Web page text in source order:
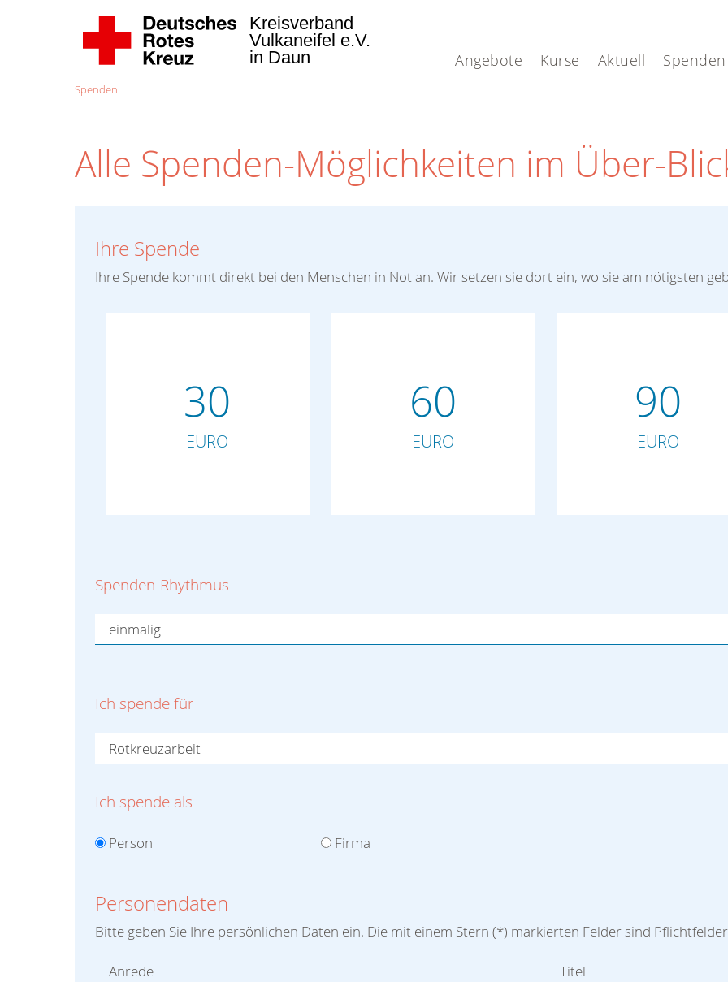
Angebote Kurse Aktuell Spenden
Kreisverband
Vulkaneifel e.V.
in Daun
Spenden
Alle Spenden-Möglichkeiten im Über-
Ihre Spende
Ihre Spende kommt direkt bei den Menschen in Not an. Wir setzen sie dort ein, wo sie am nötigsten
30
EURO
60
EURO
90
EURO
Spenden-Rhythmus
Ich spende für
Ich spende als
Person Firma
Personendaten
Bitte geben Sie Ihre persönlichen Daten ein. Die mit einem Stern (*) markierten Felder sind
Anrede Titel